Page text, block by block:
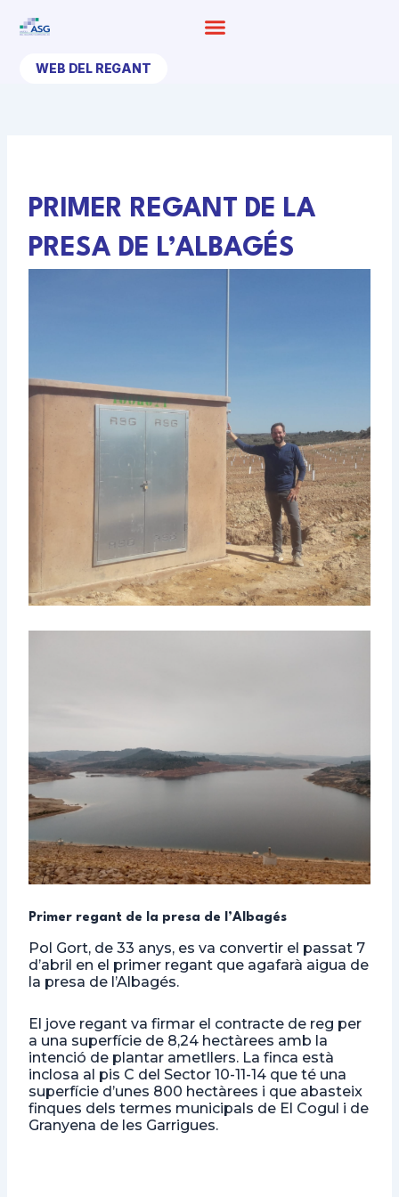
WEB DEL REGANT
PRIMER REGANT DE LA
PRESA DE L’ALBAGÉS
Primer regant de la presa de l’Albagés
Pol Gort, de 33 anys, es va convertir el passat 7
d’abril en el primer regant que agafarà aigua de
la presa de l’Albagés.
El jove regant va firmar el contracte de reg per
a una superfície de 8,24 hectàrees amb la
intenció de plantar ametllers. La finca està
inclosa al pis C del Sector 10-11-14 que té una
superfície d’unes 800 hectàrees i que abasteix
finques dels termes municipals de El Cogul i de
Granyena de les Garrigues.